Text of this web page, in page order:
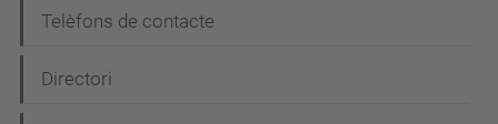
Telèfons de contacte
Directori